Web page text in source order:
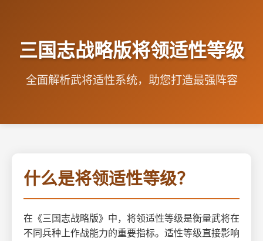
三国志战略版将领适性等级
全面解析武将适性系统，助您打造最强阵容
什么是将领适性等级？
在《三国志战略版》中，将领适性等级是衡量武将在
不同兵种上作战能力的重要指标。适性等级直接影响